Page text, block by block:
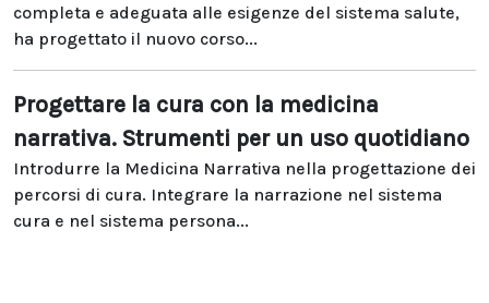
completa e adeguata alle esigenze del sistema salute,
ha progettato il nuovo corso...
Progettare la cura con la medicina
narrativa. Strumenti per un uso quotidiano
Introdurre la Medicina Narrativa nella progettazione dei
percorsi di cura. Integrare la narrazione nel sistema
cura e nel sistema persona...